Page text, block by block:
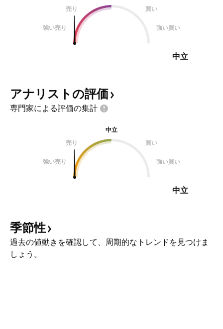
売り
買い
強い売り 強い買い
中立
アナリストの評価
専門家による評価の集計
中立
売り
買い
強い売り 強い買い
中立
季節性
過去の値動きを確認して、周期的なトレンドを見つけま
しょう。